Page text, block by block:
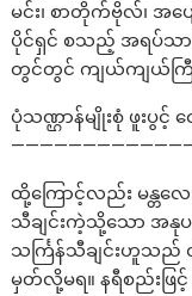
မင်း၊ စာတိုက်ဗိုလ်၊ အ
ပိုင်ရှင် စသည့် အရပ်သ
တွင်တွင် ကျယ်ကျယ်က
ပုံသဏ္ဌာန်မျိုးစုံ ဖူးပွ
ထို့ကြောင့်လည်း မန္တလ
သီချင်းကဲ့သို့သော အနုပ
သင်္ကြန်သီချင်းဟူသည်
မှတ်လို့မရ။ နရီစည်းဖ